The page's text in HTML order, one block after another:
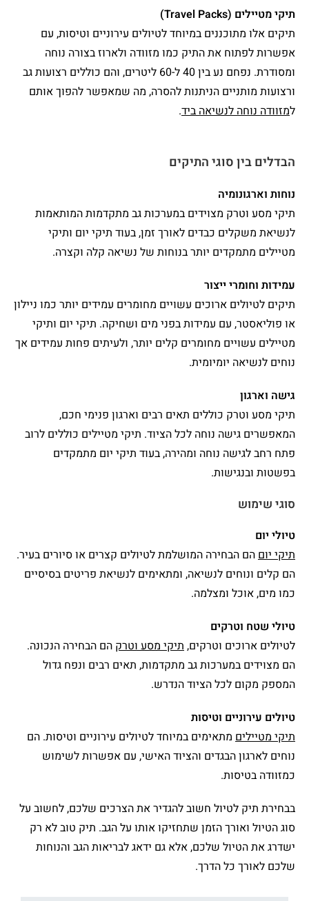
תיקי מטיילים (Travel Packs)
תיקים אלו מתוכננים במיוחד לטיולים עירוניים וטיסות, עם
אפשרות לפתוח את התיק כמו מזוודה ולארוז בצורה נוחה
ומסודרת. נפחם נע בין 40 ל-60 ליטרים, והם כוללים רצועות גב
ורצועות מותניים הניתנות להסרה, מה שמאפשר להפוך אותם
למזוודה נוחה לנשיאה ביד.
הבדלים בין סוגי התיקים
נוחות וארגונומיה
תיקי מסע וטרק מצוידים במערכות גב מתקדמות המותאמות
לנשיאת משקלים כבדים לאורך זמן, בעוד תיקי יום ותיקי
מטיילים מתמקדים יותר בנוחות של נשיאה קלה וקצרה.
עמידות וחומרי ייצור
תיקים לטיולים ארוכים עשויים מחומרים עמידים יותר כמו ניילון
או פוליאסטר, עם עמידות בפני מים ושחיקה. תיקי יום ותיקי
מטיילים עשויים מחומרים קלים יותר, ולעיתים פחות עמידים אך
נוחים לנשיאה יומיומית.
גישה וארגון
תיקי מסע וטרק כוללים תאים רבים וארגון פנימי חכם,
המאפשרים גישה נוחה לכל הציוד. תיקי מטיילים כוללים לרוב
פתח רחב לגישה נוחה ומהירה, בעוד תיקי יום מתמקדים
בפשטות ובנגישות.
סוגי שימוש
טיולי יום
תיקי יום הם הבחירה המושלמת לטיולים קצרים או סיורים בעיר.
הם קלים ונוחים לנשיאה, ומתאימים לנשיאת פריטים בסיסיים
כמו מים, אוכל ומצלמה.
טיולי שטח וטרקים
לטיולים ארוכים וטרקים, תיקי מסע וטרק הם הבחירה הנכונה.
הם מצוידים במערכות גב מתקדמות, תאים רבים ונפח גדול
המספק מקום לכל הציוד הנדרש.
טיולים עירוניים וטיסות
תיקי מטיילים מתאימים במיוחד לטיולים עירוניים וטיסות. הם
נוחים לארגון הבגדים והציוד האישי, עם אפשרות לשימוש
כמזוודה בטיסות.
בבחירת תיק לטיול חשוב להגדיר את הצרכים שלכם, לחשוב על
סוג הטיול ואורך הזמן שתחזיקו אותו על הגב. תיק טוב לא רק
ישדרג את הטיול שלכם, אלא גם ידאג לבריאות הגב והנוחות
שלכם לאורך כל הדרך.